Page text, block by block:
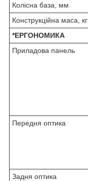
Колісна база, мм
Конструкційна маса, кг
*ЕРГОНОМИКА
Приладова панель
Передня оптика
Задня оптика